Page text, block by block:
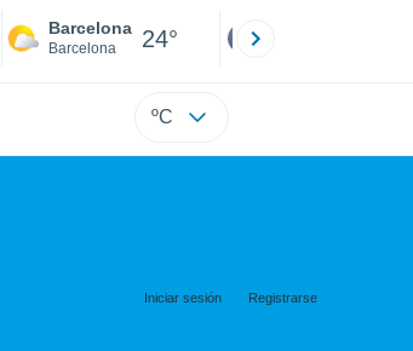
Barcelona
Barcelona 24°
ºC
Iniciar sesión Registrarse